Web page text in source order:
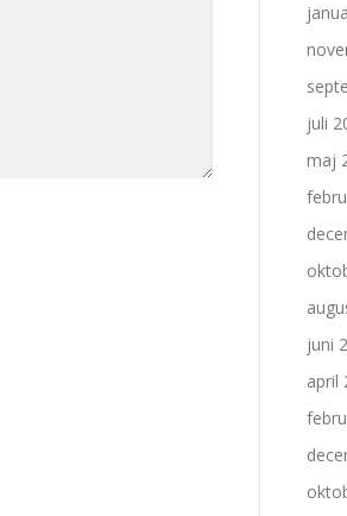
juli
maj
juni
april